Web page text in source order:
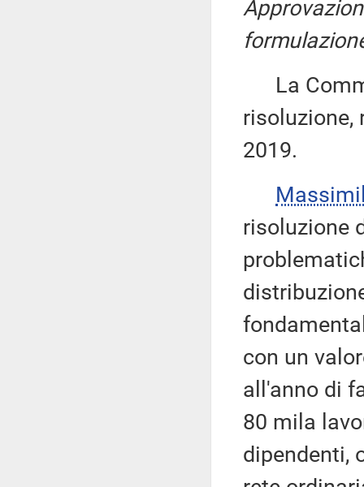
La
risoluzione,
2019.
risoluzione
con un
all'anno di
80 mila
dipendenti,